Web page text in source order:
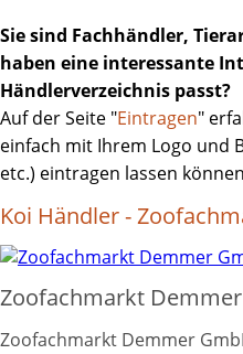
Sie sind Fachhändler,
haben eine interessante
Händlerverzeichnis passt?
Auf der Seite "Eintragen"
einfach mit Ihrem Logo und
etc.) eintragen lassen
Koi Händler -
Zoofachmarkt
Zoofachmarkt Demmer